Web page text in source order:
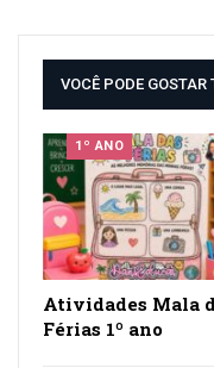
VOCÊ PODE GOSTAR
1º ANO
Atividades Mala
Férias 1º ano